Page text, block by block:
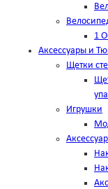
1
Аксессуары и
Щетки
Игрушки